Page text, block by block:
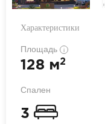
Характеристики
Площадь i
128 м2
Спален
3